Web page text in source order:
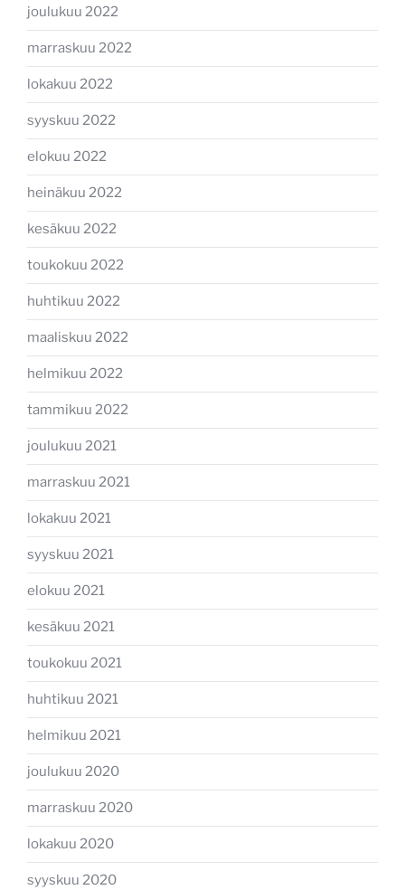
joulukuu 2022
marraskuu 2022
lokakuu 2022
syyskuu 2022
elokuu 2022
heinäkuu 2022
kesäkuu 2022
toukokuu 2022
huhtikuu 2022
maaliskuu 2022
helmikuu 2022
tammikuu 2022
joulukuu 2021
marraskuu 2021
lokakuu 2021
syyskuu 2021
elokuu 2021
kesäkuu 2021
toukokuu 2021
huhtikuu 2021
helmikuu 2021
joulukuu 2020
marraskuu 2020
lokakuu 2020
syyskuu 2020